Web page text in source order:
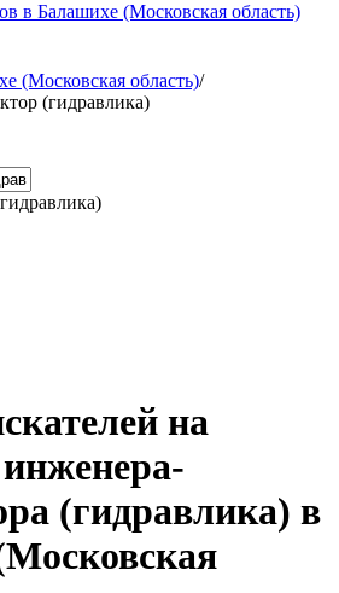
в Балашихе (Московская область)
(Московская область)/
(гидравлика)
на
(гидравлика) в